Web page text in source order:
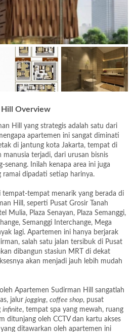
Hill Overview
Hill yang strategis adalah satu dari
apartemen ini sangat diminati
di jantung kota Jakarta, tempat di
manusia terjadi, dari urusan bisnis
senang. Inilah kenapa area ini juga
ramai dipadati setiap harinya.
tempat menarik yang berada di
Hill, seperti Pusat Grosir Tanah
Mulia, Plaza Senayan, Plaza Semanggi,
Semanggi Interchange, Mega
lagi. Apartemen ini hanya berjarak
salah satu jalan tersibuk di Pusat
dibangun stasiun MRT di dekat
akan menjadi jauh lebih mudah
Apartemen Sudirman Hill sangatlah
jalur jogging, coffee shop, pusat
infinite, tempat spa yang mewah, ruang
ditunjang oleh CCTV dan kartu akses
ditawarkan oleh apartemen ini